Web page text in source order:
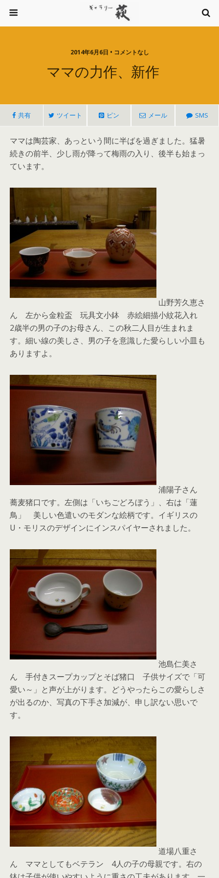
2014年6月6日 • コメントなし
ママの力作、新作
共有 ツイート ピン メール SMS
ママは陶芸家、あっという間に半ばを過ぎました。猛暑
続きの前半、少し雨が降って梅雨の入り、後半も始まっ
ています。
山野芳久恵さ
ん 左から金粒盃 玩具文小鉢 赤絵細描小紋花入れ
2歳半の男の子のお母さん、この秋二人目が生まれま
す。細い線の美しさ、男の子を意識した愛らしい小皿も
ありますよ。
浦陽子さん
蕎麦猪口です。左側は「いちごどろぼう」、右は「蓮
鳥」 美しい色遣いのモダンな絵柄です。イギリスの
U・モリスのデザインにインスパイヤーされました。
池島仁美さ
ん 手付きスープカップとそば猪口 子供サイズで「可
愛い～」と声が上がります。どうやったらこの愛らしさ
が出るのか、写真の下手さ加減が、申し訳ない思いで
す。
道場八重さ
ん ママとしてもベテラン 4人の子の母親です。右の